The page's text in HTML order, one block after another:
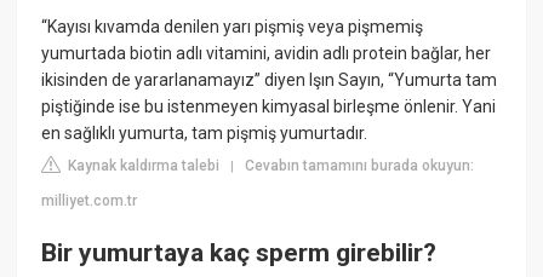
“Kayısı kıvamda denilen yarı pişmiş veya pişmemiş
yumurtada biotin adlı vitamini, avidin adlı protein bağlar, her
ikisinden de yararlanamayız” diyen Işın Sayın, “Yumurta tam
piştiğinde ise bu istenmeyen kimyasal birleşme önlenir. Yani
en sağlıklı yumurta, tam pişmiş yumurtadır.
Kaynak kaldırma talebi |Cevabın tamamını burada okuyun:
milliyet.com.tr
Bir yumurtaya kaç sperm girebilir?